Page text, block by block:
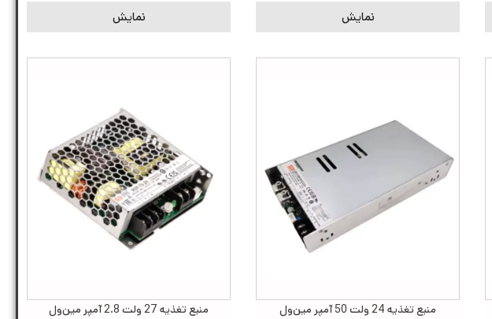
نمایش نمایش
منبع تغذیه 24 ولت 50 آمپر مین‌ول
منبع تغذیه 27 ولت 2.8 آمپر مین‌ول